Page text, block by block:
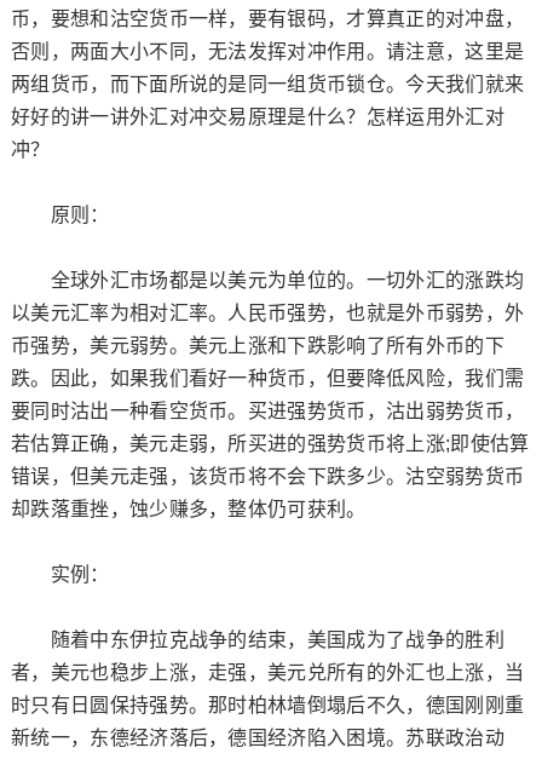
币，要想和沽空货币一样，要有银码，才算真正的对冲盘，
否则，两面大小不同，无法发挥对冲作用。请注意，这里是
两组货币，而下面所说的是同一组货币锁仓。今天我们就来
好好的讲一讲外汇对冲交易原理是什么？怎样运用外汇对
冲？
原则：
全球外汇市场都是以美元为单位的。一切外汇的涨跌均
以美元汇率为相对汇率。人民币强势，也就是外币弱势，外
币强势，美元弱势。美元上涨和下跌影响了所有外币的下
跌。因此，如果我们看好一种货币，但要降低风险，我们需
要同时沽出一种看空货币。买进强势货币，沽出弱势货币，
若估算正确，美元走弱，所买进的强势货币将上涨;即使估算
错误，但美元走强，该货币将不会下跌多少。沽空弱势货币
却跌落重挫，蚀少赚多，整体仍可获利。
实例：
随着中东伊拉克战争的结束，美国成为了战争的胜利
者，美元也稳步上涨，走强，美元兑所有的外汇也上涨，当
时只有日圆保持强势。那时柏林墙倒塌后不久，德国刚刚重
新统一，东德经济落后，德国经济陷入困境。苏联政治动